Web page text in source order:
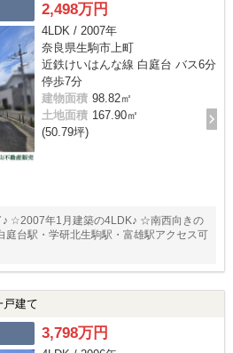
2,498万円
4LDK / 2007年
奈良県生駒市上町
近鉄けいはんな線 白庭台 バス6分
停歩7分
建物面積 98.82㎡
土地面積 167.90㎡
(50.79坪)
☆2007年1月建築の4LDK♪ ☆南西向きの
台駅・学研北生駒駅・富雄駅アクセス可
戸建て
3,798万円